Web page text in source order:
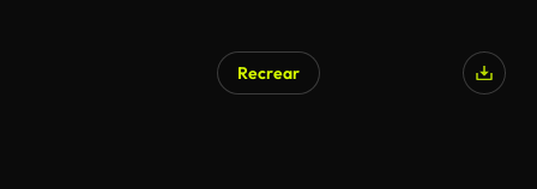
Recrear